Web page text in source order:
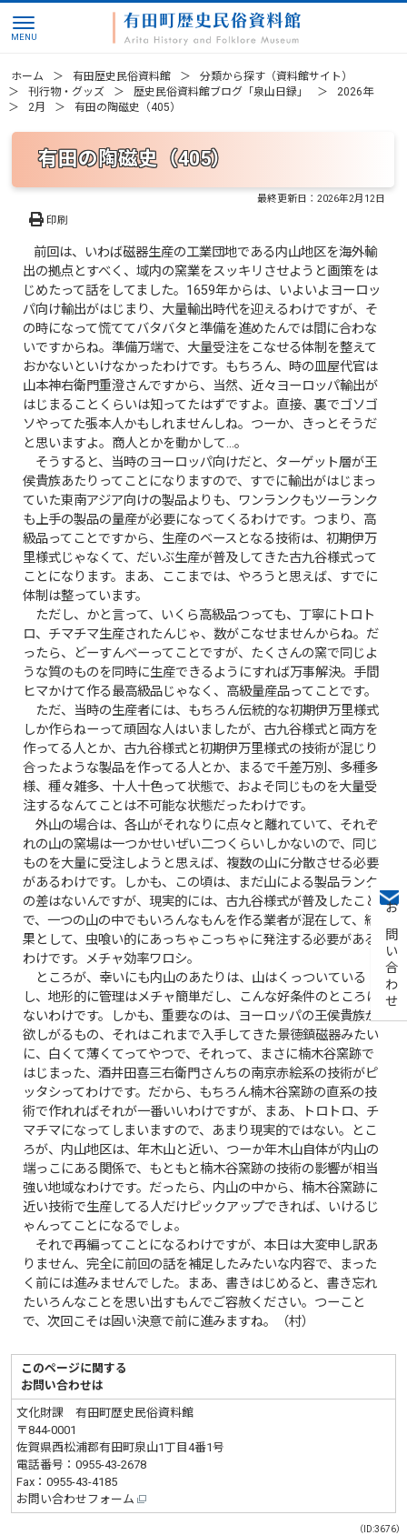
お問い合わせ
ホーム 有田歴史民俗資料館
分類から探す（資料館サイト）
刊行物・グッズ
歴史民俗資料館ブログ「泉山日録」
2026年
2月
有田の陶磁史（405）
有田の陶磁史（405）
最終更新日：2026年2月12日
印刷
前回は、いわば磁器生産の工業団地である内山地区を海外輸
出の拠点とすべく、域内の窯業をスッキリさせようと画策をは
じめたって話をしてました。1659年からは、いよいよヨーロッ
パ向け輸出がはじまり、大量輸出時代を迎えるわけですが、そ
の時になって慌ててバタバタと準備を進めたんでは間に合わな
いですからね。準備万端で、大量受注をこなせる体制を整えて
おかないといけなかったわけです。もちろん、時の皿屋代官は
山本神右衛門重澄さんですから、当然、近々ヨーロッパ輸出が
はじまることくらいは知ってたはずですよ。直接、裏でゴソゴ
ソやってた張本人かもしれませんしね。つーか、きっとそうだ
と思いますよ。商人とかを動かして…。
そうすると、当時のヨーロッパ向けだと、ターゲット層が王
侯貴族あたりってことになりますので、すでに輸出がはじまっ
ていた東南アジア向けの製品よりも、ワンランクもツーランク
も上手の製品の量産が必要になってくるわけです。つまり、高
級品ってことですから、生産のベースとなる技術は、初期伊万
里様式じゃなくて、だいぶ生産が普及してきた古九谷様式って
ことになります。まあ、ここまでは、やろうと思えば、すでに
体制は整っています。
ただし、かと言って、いくら高級品つっても、丁寧にトロト
ロ、チマチマ生産されたんじゃ、数がこなせませんからね。だ
ったら、どーすんべーってことですが、たくさんの窯で同じよ
うな質のものを同時に生産できるようにすれば万事解決。手間
ヒマかけて作る最高級品じゃなく、高級量産品ってことです。
ただ、当時の生産者には、もちろん伝統的な初期伊万里様式
しか作らねーって頑固な人はいましたが、古九谷様式と両方を
作ってる人とか、古九谷様式と初期伊万里様式の技術が混じり
合ったような製品を作ってる人とか、まるで千差万別、多種多
様、種々雑多、十人十色って状態で、およそ同じものを大量受
注するなんてことは不可能な状態だったわけです。
外山の場合は、各山がそれなりに点々と離れていて、それぞ
れの山の窯場は一つかせいぜい二つくらいしかないので、同じ
ものを大量に受注しようと思えば、複数の山に分散させる必要
があるわけです。しかも、この頃は、まだ山による製品ランク
の差はないんですが、現実的には、古九谷様式が普及したこと
で、一つの山の中でもいろんなもんを作る業者が混在して、結
果として、虫喰い的にあっちゃこっちゃに発注する必要がある
わけです。メチャ効率ワロシ。
ところが、幸いにも内山のあたりは、山はくっついている
し、地形的に管理はメチャ簡単だし、こんな好条件のところは
ないわけです。しかも、重要なのは、ヨーロッパの王侯貴族が
欲しがるもの、それはこれまで入手してきた景徳鎮磁器みたい
に、白くて薄くてってやつで、それって、まさに楠木谷窯跡で
はじまった、酒井田喜三右衛門さんちの南京赤絵系の技術がピ
ッタシってわけです。だから、もちろん楠木谷窯跡の直系の技
術で作れればそれが一番いいわけですが、まあ、トロトロ、チ
マチマになってしまいますので、あまり現実的ではない。とこ
ろが、内山地区は、年木山と近い、つーか年木山自体が内山の
端っこにある関係で、もともと楠木谷窯跡の技術の影響が相当
強い地域なわけです。だったら、内山の中から、楠木谷窯跡に
近い技術で生産してる人だけピックアップできれば、いけるじ
ゃんってことになるでしょ。
それで再編ってことになるわけですが、本日は大変申し訳あ
りません、完全に前回の話を補足したみたいな内容で、まった
く前には進みませんでした。まあ、書きはじめると、書き忘れ
たいろんなことを思い出すもんでご容赦ください。つーこと
で、次回こそは固い決意で前に進みますね。（村）
このページに関する
お問い合わせは
文化財課 有田町歴史民俗資料館
〒844-0001
佐賀県西松浦郡有田町泉山1丁目4番1号
電話番号：0955-43-2678
Fax：0955-43-4185
お問い合わせフォーム
（ID:3676）